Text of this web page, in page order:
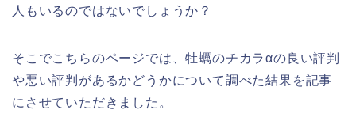
人もいるのではないでしょうか？
そこでこちらのページでは、牡蠣のチカラαの良い評判
や悪い評判があるかどうかについて調べた結果を記事
にさせていただきました。